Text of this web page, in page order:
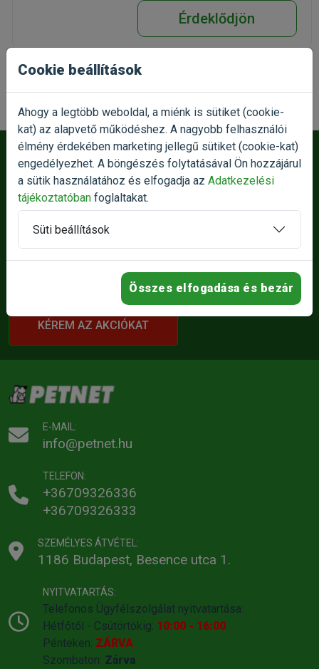
Érdeklődjön
Íratkozz fel akció értesítőnkre!
Ne maradj le a legjobb akcióinkról!
Keresztnév E-mail
AzAdatkezelési tájékoztatótelolvastam és a benne
foglaltakat elfogadom.
KÉREM AZ AKCIÓKAT
E-MAIL:
info@petnet.hu
TELEFON:
+36709326336
+36709326333
SZEMÉLYES ÁTVÉTEL:
1186 Budapest, Besence utca 1.
NYITVATARTÁS:
Telefonos Ügyfélszolgálat nyitvatartása:
Hétfőtől - Csütörtökig: 10:00 - 16:00
Pénteken: ZÁRVA
Szombaton: Zárva
Cookie beállítások
Ahogy a legtöbb weboldal, a miénk is sütiket (cookie-
kat) az alapvető működéshez. A nagyobb felhasználói
élmény érdekében marketing jellegű sütiket (cookie-kat)
engedélyezhet. A böngészés folytatásával Ön hozzájárul
a sütik használatához és elfogadja az Adatkezelési
tájékoztatóban foglaltakat.
Süti beállítások
Összes elfogadása és bezár